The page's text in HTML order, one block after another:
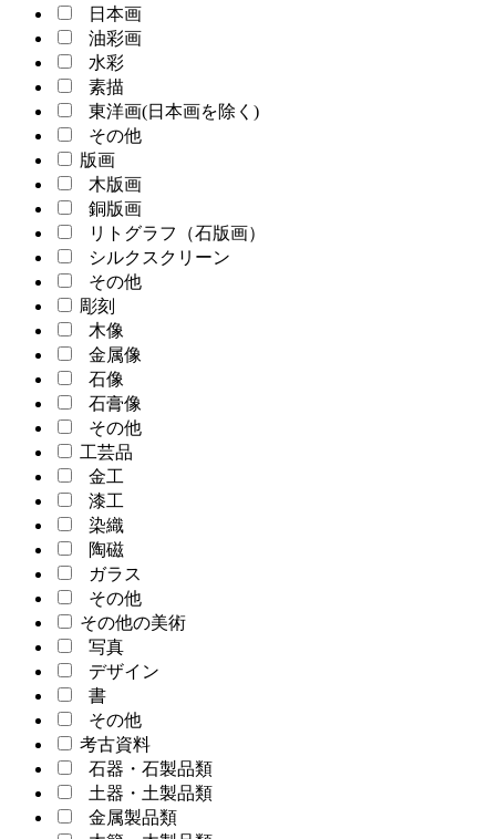
日本画
油彩画
水彩
素描
東洋画(日本画を除く)
その他
版画
木版画
銅版画
リトグラフ（石版画）
シルクスクリーン
その他
彫刻
木像
金属像
石像
石膏像
その他
工芸品
金工
漆工
染織
陶磁
ガラス
その他
その他の美術
写真
デザイン
書
その他
考古資料
石器・石製品類
土器・土製品類
金属製品類